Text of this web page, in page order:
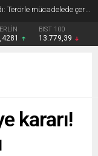
Süleyman Soylu ‘çok korktum’ deyip ilk kez açıkladı: En büyük tehdit dışarısıdır!
BIST 100
13.779,39
kararı!